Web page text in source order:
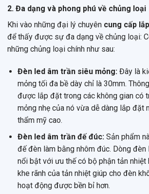
2. Đa dạng và phong phú về chủng loại
Khi vào những đại lý chuyên cung cấp
để thấy được sự đa dạng về chủng loại:
những chủng loại chính như sau:
Đèn led âm trần siêu mỏng: Đây là
mỏng tối đa bề dày chỉ là 30mm.
được lắp đặt trong các không gian có
mỏng nhẹ của nó vừa dễ dàng lắp đặt
thẩm mỹ cao.
Đèn led âm trần đế đúc: Sản phẩm
đế đèn làm bằng nhôm đúc. Dòng đèn
nổi bật với ưu thế có bộ phận tản nhiệt
khe rãnh của tản nhiệt giúp cho đèn
hoạt động được bền bỉ hơn.